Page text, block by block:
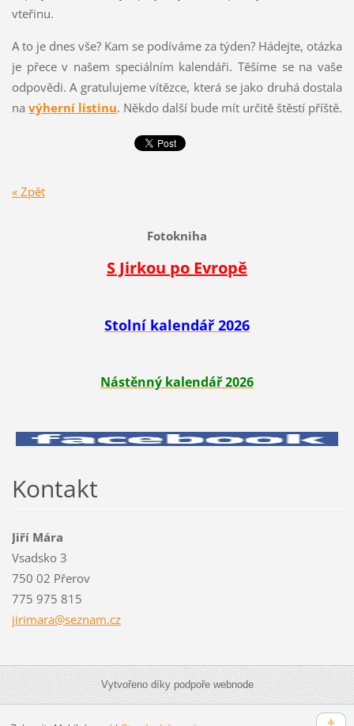
vteřinu.
A to je dnes vše? Kam se podíváme za týden? Hádejte, otázka
je přece v našem speciálním kalendáři. Těšíme se na vaše
odpovědi. A gratulujeme vítězce, která se jako druhá dostala
na výherní listinu. Někdo další bude mít určitě štěstí příště.
« Zpět
Fotokniha
S Jirkou po Evropě
Stolní kalendář 2026
Nástěnný kalendář 2026
Kontakt
Jiří Mára
Vsadsko 3
750 02 Přerov
775 975 815
jirimara@seznam.cz
Vytvořeno díky podpoře webnode